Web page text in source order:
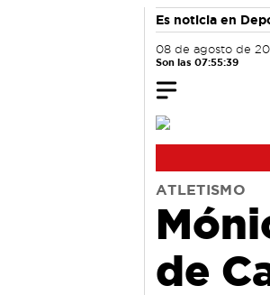
Es noticia en
08 de agosto de
Son las 07:55:40
ATLETISMO
de